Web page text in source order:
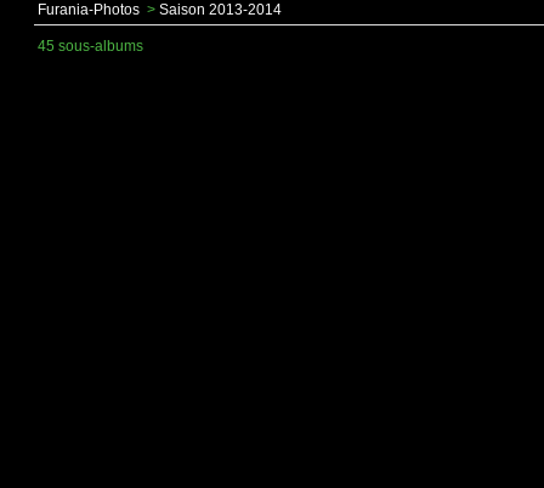
Furania-Photos > Saison 2013-2014
45 sous-albums